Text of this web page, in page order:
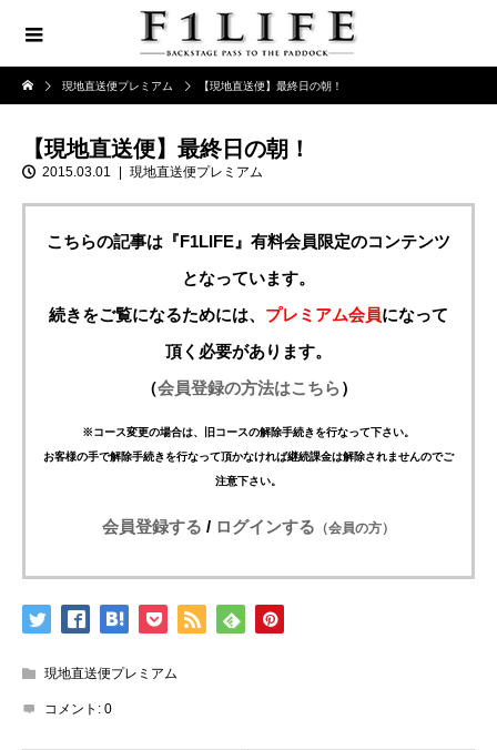
現地直送便プレミアム 【現地直送便】最終日の朝！
【現地直送便】最終日の朝！
2015.03.01 現地直送便プレミアム
こちらの記事は『F1LIFE』有料会員限定のコンテンツ
となっています。
続きをご覧になるためには、 プレミアム会員になって
頂く必要があります。
（会員登録の方法はこちら）
※コース変更の場合は、旧コースの解除手続きを行なって下さい。
お客様の手で解除手続きを行なって頂かなければ継続課金は解除されませんのでご
注意下さい。
会員登録する / ログインする （会員の方）
現地直送便プレミアム
コメント: 0